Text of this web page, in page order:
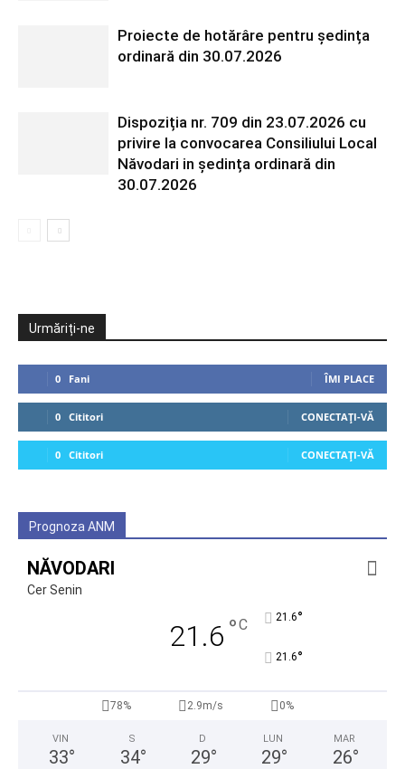
Proiecte de hotărâre pentru ședința
ordinară din 30.07.2026
Dispoziția nr. 709 din 23.07.2026 cu
privire la convocarea Consiliului Local
Năvodari in ședința ordinară din
30.07.2026
Urmăriți-ne
0 Fani ÎMI PLACE
0 Cititori CONECTAȚI-VĂ
0 Cititori CONECTAȚI-VĂ
Prognoza ANM
NĂVODARI
Cer Senin
21.6 °C 21.6°
21.6°
78% 2.9m/s 0%
VIN
33°
S
34°
D
29°
LUN
29°
MAR
26°